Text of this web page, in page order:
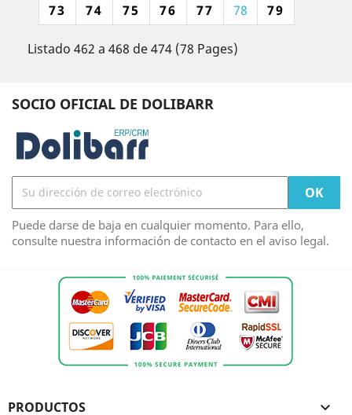
73
74 75 76 77 78 79
Listado 462 a 468 de 474 (78 Pages)
SOCIO OFICIAL DE DOLIBARR
Puede darse de baja en cualquier momento. Para ello,
consulte nuestra información de contacto en el aviso legal.
PRODUCTOS 